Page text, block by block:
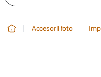
Accesorii foto